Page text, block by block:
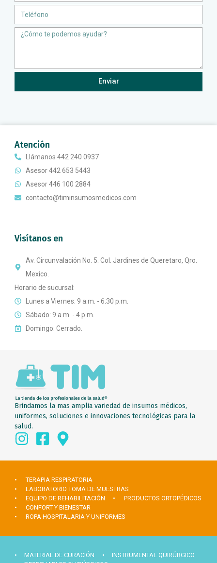
Message
Enviar
Atención
Llámanos 442 240 0937
Asesor 442 653 5443
Asesor 446 100 2884
contacto@timinsumosmedicos.com
Visítanos en
Av. Circunvalación No. 5. Col. Jardines de Queretaro, Qro.
Mexico.
Horario de sucursal:
Lunes a Viernes: 9 a.m. - 6:30 p.m.
Sábado: 9 a.m. - 4 p.m.
Domingo: Cerrado.
Brindamos la mas amplia variedad de insumos médicos,
uniformes, soluciones e innovaciones tecnológicas para la
salud.
• TERAPIA RESPIRATORIA
• LABORATORIO TOMA DE MUESTRAS
• EQUIPO DE REHABILITACIÓN
• PRODUCTOS ORTOPÉDICOS
• CONFORT Y BIENESTAR
• ROPA HOSPITALARIA Y UNIFORMES
• MATERIAL DE CURACIÓN
• INSTRUMENTAL QUIRÚRGICO